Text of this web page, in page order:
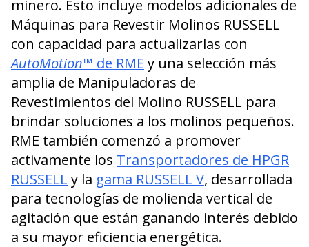
minero. Esto incluye modelos adicionales de
Máquinas para Revestir Molinos RUSSELL
con capacidad para actualizarlas con
AutoMotion™ de RME y una selección más
amplia de Manipuladoras de
Revestimientos del Molino RUSSELL para
brindar soluciones a los molinos pequeños.
RME también comenzó a promover
activamente los Transportadores de HPGR
RUSSELL y la gama RUSSELL V, desarrollada
para tecnologías de molienda vertical de
agitación que están ganando interés debido
a su mayor eficiencia energética.